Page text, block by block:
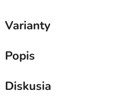
Varianty
Popis
Diskusia